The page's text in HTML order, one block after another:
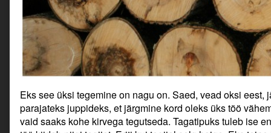
Eks see üksi tegemine on nagu on. Saed, vead oksi
parajateks juppideks, et järgmine kord oleks üks töö
vaid saaks kohe kirvega tegutseda. Tagatipuks tuleb ise